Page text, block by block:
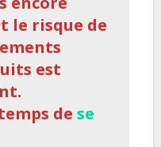
le risque de
est
de se